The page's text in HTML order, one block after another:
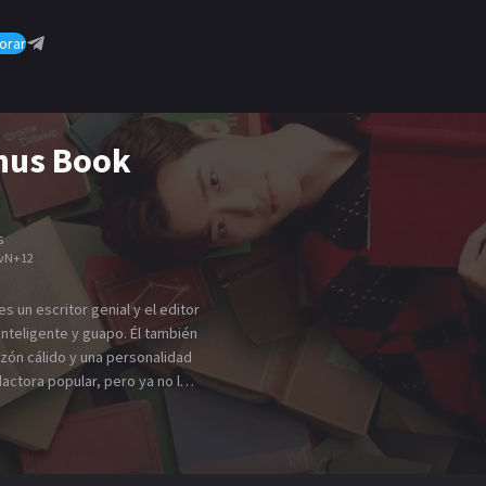
Book
+12
un escritor genial y el editor
y guapo. Él también
cálido y una personalidad
popular, pero ya no lo
A pesar de que
impresionante carrera y
encontrar un nuevo
un trabajo en una editorial al